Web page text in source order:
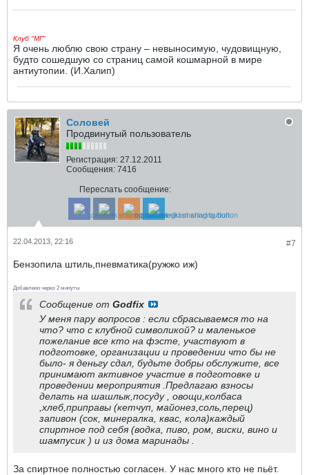
Клуб "МГ"
Я очень люблю свою страну – невыносимую, чудовищную,
будто сошедшую со страниц самой кошмарной в мире
антиутопии. (И.Халип)
Соловей
Продвинутый пользователь
Регистрация: 27.12.2011
Сообщения: 7416
Переслать сообщение:
#7
22.04.2013, 22:16
Бензопила штиль,пневматика(ружжо иж)
Добавлено через 2 минуты
Сообщение от Godfix
У меня пару вопросов : если сбрасываемся то на
что? что с клубной символикой? и маленькое
пожелание все кто на фэсте, участвуют в
подготовке, организации и проведении что бы не
было- я деньгу сдал, будьте добры обслужите, все
принимают активное участие в подготовке и
проведении мероприятия .Предлагаю взносы
делать на шашлык,посуду , овощи,колбаса
,хлеб,приправы (кетчуп, майонез,соль,перец)
запивон (сок, минералка, квас, кола)каждый
спиртное под себя (водка, пиво, ром, виски, вино и
шампусик ) и из дома маринады .
За спиртное полностью согласен. У нас много кто не пьёт.